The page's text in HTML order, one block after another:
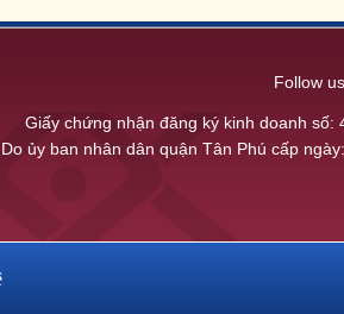
Follow
Giấy chứng nhận đăng ký kinh doanh số:
Do ủy ban nhân dân quận Tân Phú cấp